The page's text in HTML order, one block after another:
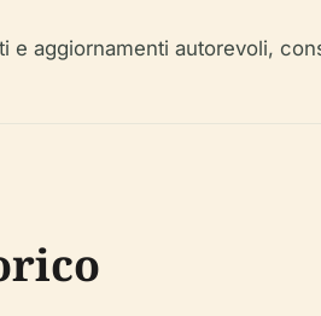
e aggiornamenti autorevoli,